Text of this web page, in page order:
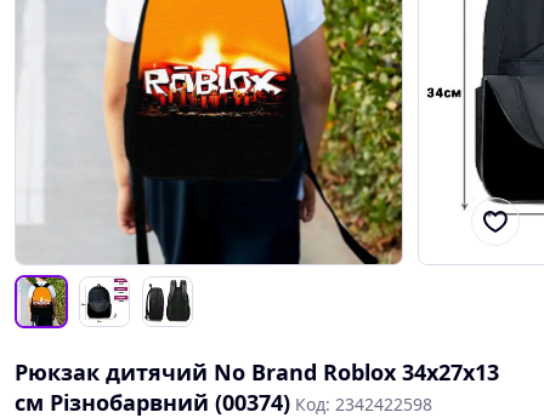
Рюкзак дитячий No Brand Roblox 34х27х13
см Різнобарвний (00374) Код: 2342422598